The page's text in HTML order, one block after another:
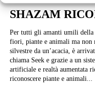
SHAZAM
Per tutti gli amanti umili della
fiori, piante e animali ma non
silvestre da un’acacia, è
chiama Seek e grazie a un
artificiale e realtà aumentata
riconoscere piante e animali...